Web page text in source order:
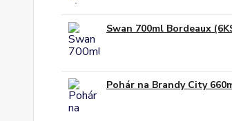
Swan 700ml Bordeaux
Pohár na Brandy City